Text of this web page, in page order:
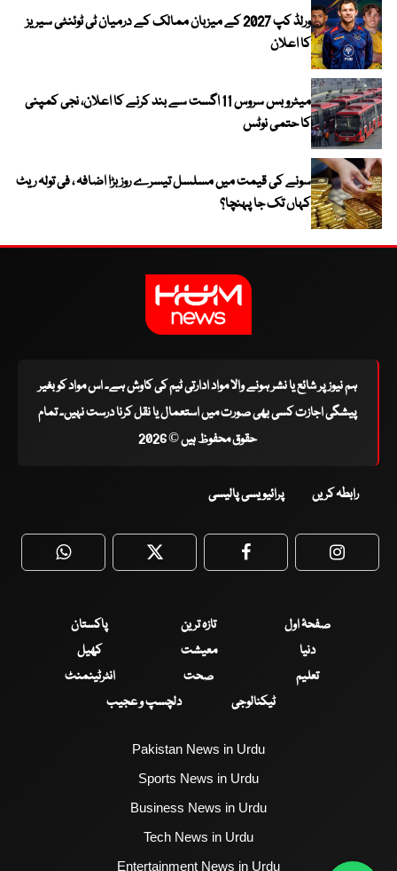
ورلڈ کپ 2027 کے میزبان ممالک کے درمیان ٹی ٹوئنٹی سیریز
کا اعلان
میٹرو بس سروس 11 اگست سے بند کرنے کا اعلان، نجی کمپنی
کا حتمی نوٹس
سونے کی قیمت میں مسلسل تیسرے روز بڑا اضافہ ، فی تولہ ریٹ
کہاں تک جا پہنچا؟
ہم نیوز پر شائع یا نشر ہونے والا مواد ادارتی ٹیم کی کاوش ہے۔ اس مواد کو بغیر
پیشگی اجازت کسی بھی صورت میں استعمال یا نقل کرنا درست نہیں۔ تمام
حقوق محفوظ ہیں © 2026
رابطہ کریں پرائیویسی پالیسی
WhatsApp Twitter Facebook
صفحۂ اول تازہ ترین
پاکستان
دنیا
معیشت
کھیل
تعلیم
صحت
انٹرٹینمنٹ
ٹیکنالوجی
دلچسپ و عجیب
Pakistan News in Urdu
Sports News in Urdu
Business News in Urdu
Tech News in Urdu
Entertainment News in Urdu